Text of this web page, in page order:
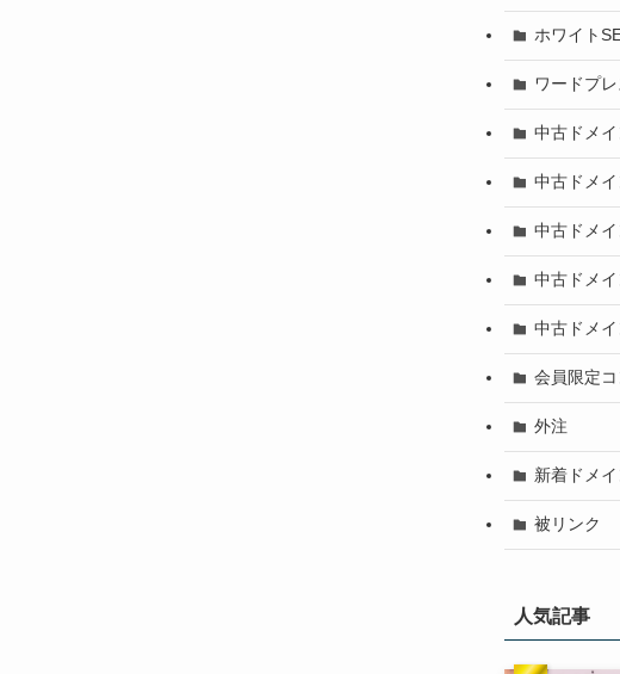
ホワイト
ワードプ
中古ドメ
中古ドメ
中古ドメ
中古ドメ
中古ドメ
会員限定
外注
新着ドメイ
被リンク
人気記事